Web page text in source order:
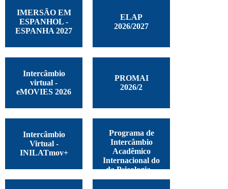
IMERSÃO EM
ESPANHOL -
ESPANHA 2027
ELAP
2026/2027
Intercâmbio
virtual -
eMOVIES 2026
PROMAI
2026/2
Intercâmbio
Virtual -
INILATmov+
Programa de
Intercâmbio
Acadêmico
Internacional do
da Psicologia –
Argentina, 2025